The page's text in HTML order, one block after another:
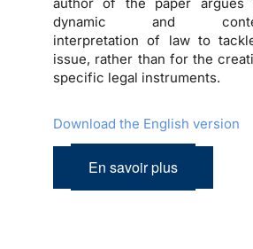
dynamic and
interpretation of law to
issue, rather than for the
specific legal instruments.
Download the English version
En savoir plus